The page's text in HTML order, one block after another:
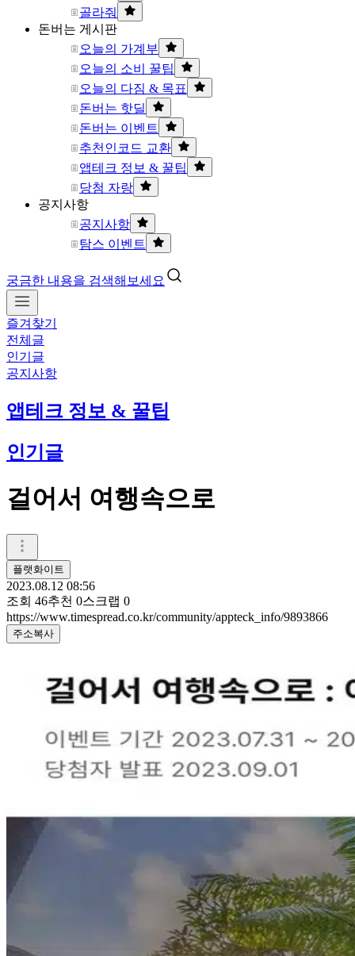
골라줘
돈버는 게시판
오늘의 가계부
오늘의 소비 꿀팁
오늘의 다짐 & 목표
돈버는 핫딜
돈버는 이벤트
추천인코드 교환
앱테크 정보 & 꿀팁
당첨 자랑
공지사항
공지사항
탐스 이벤트
궁금한 내용을 검색해보세요
즐겨찾기
전체글
인기글
공지사항
앱테크 정보 & 꿀팁
인기글
걸어서 여행속으로
플랫화이트
2023.08.12 08:56
조회 46추천 0스크랩 0
https://www.timespread.co.kr/community/appteck_info/9893866
주소복사